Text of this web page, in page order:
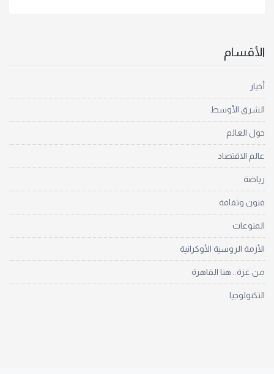
الأقسام
أخبار
الشرق الأوسط
حول العالم
عالم الاقتصاد
رياضة
فنون وثقافة
المنوعات
الأزمة الروسية الأوكرانية
من غزة.. هنا القاهرة
التكنولوجيا